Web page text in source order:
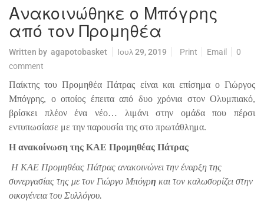
Ανακοινώθηκε ο Μπόγρης
από τον Προμηθέα
Written by agapotobasket Ιουλ 29, 2019 Print Email
0
comment
Παίκτης του Προμηθέα Πάτρας είναι και επίσημα ο Γιώργος
Μπόγρης, ο οποίος έπειτα από δυο χρόνια στον Ολυμπιακό,
βρίσκει πλέον ένα νέο… λιμάνι στην ομάδα που πέρσι
εντυπωσίασε με την παρουσία της στο πρωτάθλημα.
Η ανακοίνωση της ΚΑΕ Προμηθέας Πάτρας
H KAE Προμηθέας Πάτρας ανακοινώνει την έναρξη της
συνεργασίας της με τον Γιώργο Μπόγρη και τον καλωσορίζει στην
οικογένεια του Συλλόγου.